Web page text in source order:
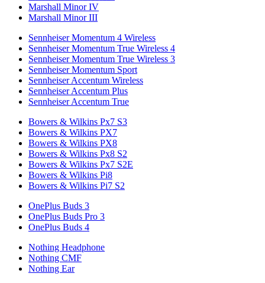
Marshall Minor IV
Marshall Minor III
Sennheiser Momentum 4 Wireless
Sennheiser Momentum True Wireless 4
Sennheiser Momentum True Wireless 3
Sennheiser Momentum Sport
Sennheiser Accentum Wireless
Sennheiser Accentum Plus
Sennheiser Accentum True
Bowers & Wilkins Px7 S3
Bowers & Wilkins PX7
Bowers & Wilkins PX8
Bowers & Wilkins Px8 S2
Bowers & Wilkins Px7 S2E
Bowers & Wilkins Pi8
Bowers & Wilkins Pi7 S2
OnePlus Buds 3
OnePlus Buds Pro 3
OnePlus Buds 4
Nothing Headphone
Nothing CMF
Nothing Ear